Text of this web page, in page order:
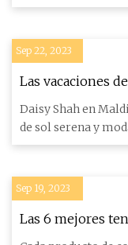
estilos
Sep 22, 2023
Las vacaciones
todo: traje de
y yate exótico
Daisy Shah en
de sol serena y
describiríamos u
Sep 19, 2023
Las 6 mejores
para seguir